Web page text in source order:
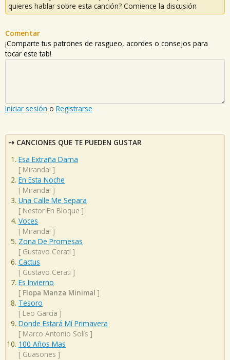
quieres hablar sobre esta canción? Comience la discusión
Comentar
¡Comparte tus patrones de rasgueo, acordes o consejos para
tocar este tab!
Iniciar sesión o Registrarse
CANCIONES QUE TE PUEDEN GUSTAR
Esa Extraña Dama
[ Miranda! ]
En Esta Noche
[ Miranda! ]
Una Calle Me Separa
[ Nestor En Bloque ]
Voces
[ Miranda! ]
Zona De Promesas
[ Gustavo Cerati ]
Cactus
[ Gustavo Cerati ]
Es Invierno
[ Flopa Manza Minimal ]
Tesoro
[ Leo García ]
Donde Estará Mí Primavera
[ Marco Antonio Solís ]
100 Años Mas
[ Guasones ]